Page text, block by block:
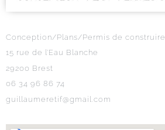
Conception/Plans/Permis de construire
15 rue de l’Eau Blanche
29200 Brest
06 34 96 86 74
guillaumeretif@gmail.com